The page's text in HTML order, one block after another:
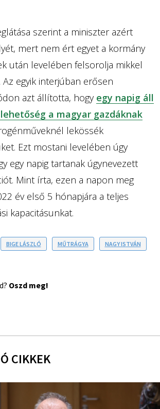
szerint a miniszter azért
mert nem ért egyet a kormány
után levelében felsorolja mikkel
egyik interjúban erősen
azt állította, hogy egy napig áll
a magyar gazdáknak
lekössék
Ezt mostani levelében úgy
egy napig tartanak úgynevezett
Mint írta, ezen a napon meg
év első 5 hónapjára a teljes
kapacitásunkat.
BIGE LÁSZLÓ MŰTRÁGYA NAGY ISTVÁN
Oszd meg!
CIKKEK